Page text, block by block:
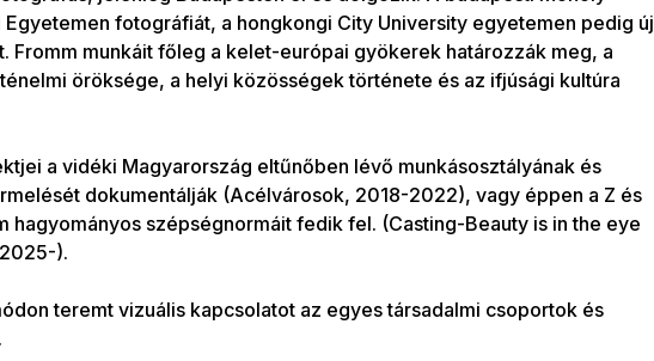
fotográfiát, a hongkongi City University egyetemen pedig új
Fromm munkáit főleg a kelet-európai gyökerek határozzák meg, a
öröksége, a helyi közösségek története és az ifjúsági kultúra
a vidéki Magyarország eltűnőben lévő munkásosztályának és
dokumentálják (Acélvárosok, 2018-2022), vagy éppen a Z és
hagyományos szépségnormáit fedik fel. (Casting-Beauty is in the eye
).
teremt vizuális kapcsolatot az egyes társadalmi csoportok és